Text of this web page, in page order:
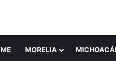
MORELIA